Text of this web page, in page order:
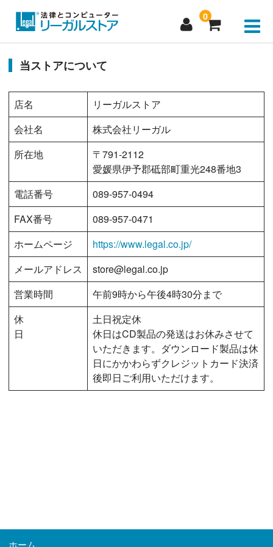
0
新規会員登録
製品購入
お問い合わせ
パスワードをお忘れの方
当ストアについて
店名
リーガルストア
会社名
株式会社リーガル
所在地
〒791-2112
愛媛県伊予郡砥部町重光248番地3
電話番号
089-957-0494
FAX番号
089-957-0471
ホームページ
https://www.legal.co.jp/
メールアドレス
store@legal.co.jp
営業時間
午前9時から午後4時30分まで
休
日
土日祝定休
休日はCD製品の発送はお休みさせて
いただきます。ダウンロード製品は休
日にかかわらずクレジットカード決済
後即日ご利用いただけます。